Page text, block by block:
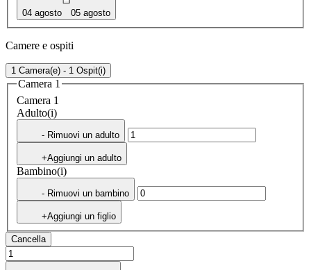
04 agosto 05 agosto
Camere e ospiti
1 Camera(e) - 1 Ospit(i)
Camera 1
Camera 1
Adulto(i)
- Rimuovi un adulto
+Aggiungi un adulto
Bambino(i)
- Rimuovi un bambino
+Aggiungi un figlio
Cancella